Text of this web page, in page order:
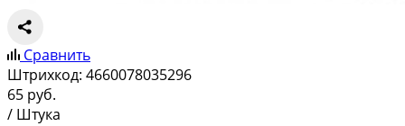
Сравнить
Штрихкод: 4660078035296
65 руб.
/ Штука